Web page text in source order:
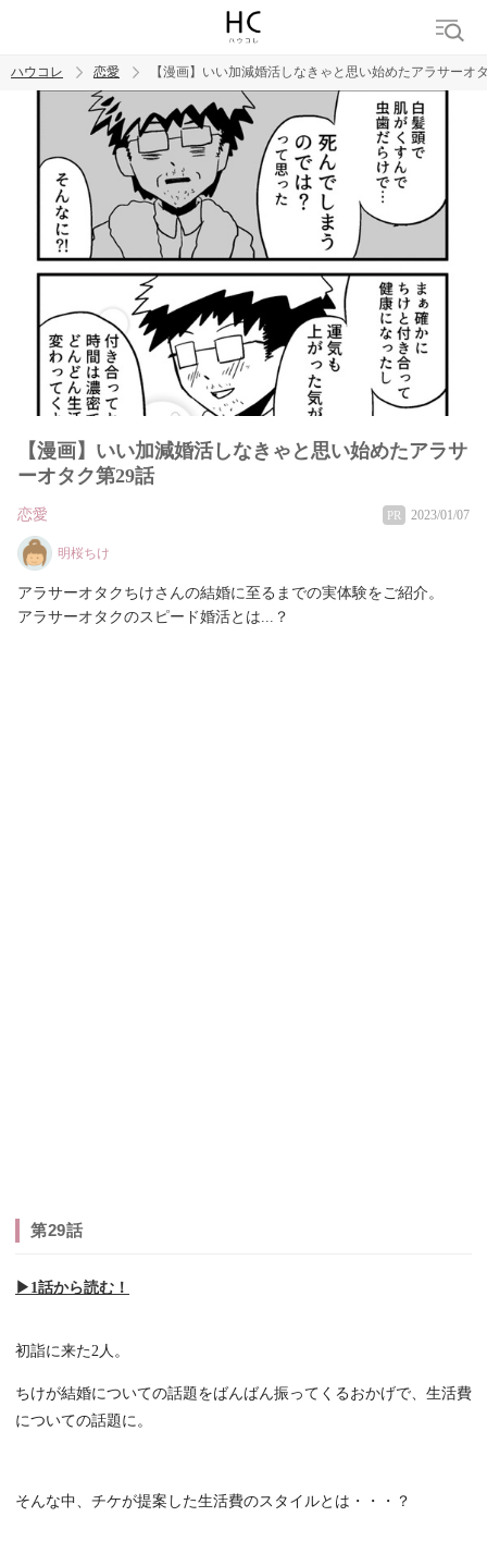
トレンド ワード
恋愛
ハウコレ 恋愛 【漫画】いい加減婚活しなきゃと思い始めたアラサーオ
【漫画】いい加減婚活しなきゃと思い始めたアラサ
ーオタク第29話
恋愛 PR 2023/01/07
明桜ちけ
アラサーオタクちけさんの結婚に至るまでの実体験をご紹介。
アラサーオタクのスピード婚活とは...？
第29話
▶︎1話から読む！
初詣に来た2人。
ちけが結婚についての話題をばんばん振ってくるおかげで、生活費
についての話題に。
そんな中、チケが提案した生活費のスタイルとは・・・？